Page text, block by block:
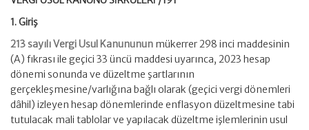
1. Giriş
213 sayılı Vergi Usul Kanununun mükerrer 298 inci maddesinin
(A) fıkrası ile geçici 33 üncü maddesi uyarınca, 2023 hesap
dönemi sonunda ve düzeltme şartlarının
gerçekleşmesine/varlığına bağlı olarak (geçici vergi dönemleri
dâhil) izleyen hesap dönemlerinde enflasyon düzeltmesine tabi
tutulacak mali tablolar ve yapılacak düzeltme işlemlerinin usul